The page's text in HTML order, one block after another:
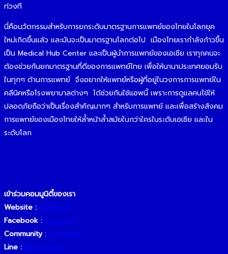
ท่วงที
นี่คือนวัตกรรมสำหรับการยกระดับมาตรฐานการแพทย์ของไทยในโลกยุค
ใหม่เกิดขึ้นแล้ว และมันจะเป็นมาตรฐานโลกต่อไป เมืองไทยเรากำลังก้าวขึ้น
เป็น Medical Hub Center และเป็นผู้นำการแพทย์ของเอเชีย เราทุกคนจะ
ต้องช่วยกันยกมาตรฐานที่ดีของการแพทย์ไทย เพื่อให้นานาประเทศยอมรับ
ในทุกๆ ด้านการแพทย์ จึงอยากให้แพทย์หรือผู้ที่อยู่ในวงการการแพทย์ใน
คลีนิคหรือโรงพยาบาลต่างๆ ได้ช่วยกันใช้แอพนี้ เพราะการดูแลคนไข้ให้
ปลอดภัยถือว่าเป็นเรื่องสำคัญมากๆ สำหรับการแพทย์ และเพื่อสร้างสังคม
การแพทย์ของเมืองไทยให้ล้ำหน้าล้ำสมัยในกว่าใครในระดับเอเชีย และใน
ระดับโลก
เข้าร่วมคอมมูนิตี้ของเรา
Website :o2oforum
Facebook :o2oforum
Community: o2oforum
Line :@o2oforum